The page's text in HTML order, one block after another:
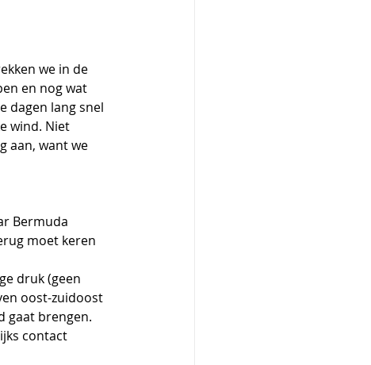
we in de
en nog wat
dagen lang snel
wind. Niet
aan, want we
Bermuda
moet keren
oost-zuidoost
gaat brengen.
contact